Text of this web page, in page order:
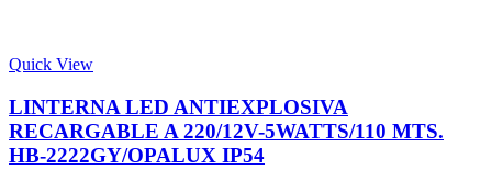
Quick View
LINTERNA LED ANTIEXPLOSIVA
RECARGABLE A 220/12V-5WATTS/110 MTS.
HB-2222GY/OPALUX IP54